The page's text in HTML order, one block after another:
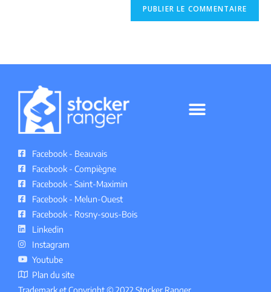
Facebook - Beauvais
Facebook - Compiègne
Facebook - Saint-Maximin
Facebook - Melun-Ouest
Facebook - Rosny-sous-Bois
Linkedin
Instagram
Youtube
Plan du site
Trademark et Copyright © 2022 Stocker Ranger